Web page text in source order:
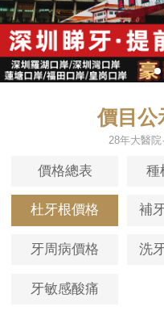
價目公
28年大醫院
價格總表 種
杜牙根價格 補
牙周病價格 洗
牙敏感酸痛